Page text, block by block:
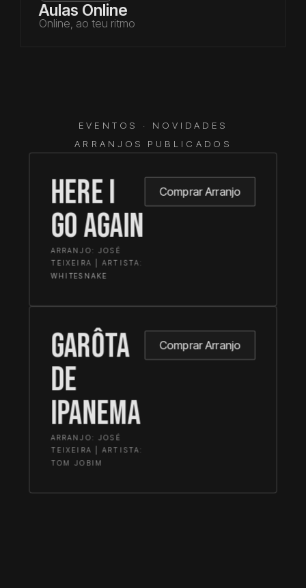
Aulas Online
Online, ao teu ritmo
EVENTOS · NOVIDADES
ARRANJOS PUBLICADOS
Here I
go Again
ARRANJO: JOSÉ
TEIXEIRA | ARTISTA:
WHITESNAKE
Comprar Arranjo
Garôta
De
Ipanema
ARRANJO: JOSÉ
TEIXEIRA | ARTISTA:
TOM JOBIM
Comprar Arranjo